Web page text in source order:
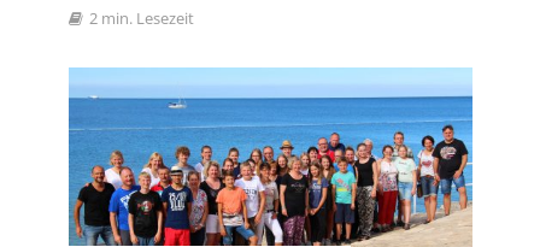
2 min. Lesezeit